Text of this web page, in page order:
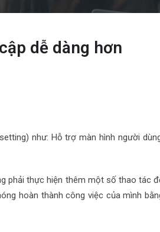
dễ dàng hơn
như: Hỗ trợ màn hình người
phải thực hiện thêm một số thao tác
hoàn thành công việc của mình